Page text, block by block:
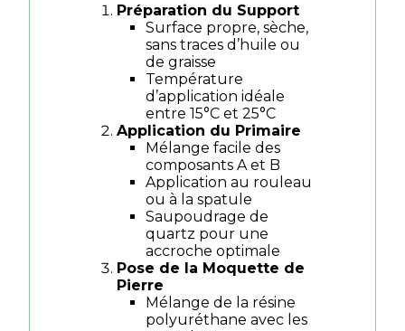
Préparation du Support
Surface propre, sèche,
sans traces d’huile ou
de graisse
Température
d’application idéale
entre 15°C et 25°C
Application du Primaire
Mélange facile des
composants A et B
Application au rouleau
ou à la spatule
Saupoudrage de
quartz pour une
accroche optimale
Pose de la Moquette de
Pierre
Mélange de la résine
polyuréthane avec les